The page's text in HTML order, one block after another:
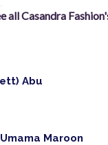
all Casandra
Abu
Maroon